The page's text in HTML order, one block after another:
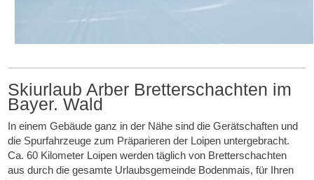
Skiurlaub Arber Bretterschachten im
Bayer. Wald
In einem Gebäude ganz in der Nähe sind die Gerätschaften und
die Spurfahrzeuge zum Präparieren der Loipen untergebracht.
Ca. 60 Kilometer Loipen werden täglich von Bretterschachten
aus durch die gesamte Urlaubsgemeinde Bodenmais, für Ihren